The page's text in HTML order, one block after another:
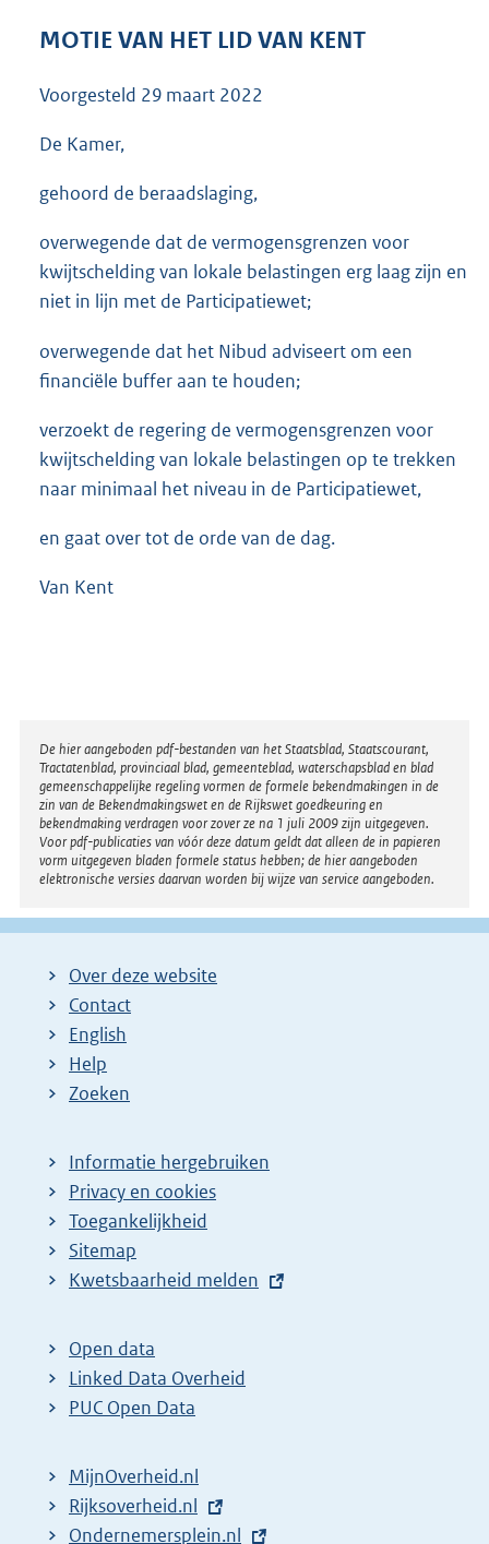
e
MOTIE VAN HET LID VAN KENT
Voorgesteld 29 maart 2022
De Kamer,
gehoord de beraadslaging,
overwegende dat de vermogensgrenzen voor
kwijtschelding van lokale belastingen erg laag zijn en
niet in lijn met de Participatiewet;
overwegende dat het Nibud adviseert om een
financiële buffer aan te houden;
verzoekt de regering de vermogensgrenzen voor
kwijtschelding van lokale belastingen op te trekken
naar minimaal het niveau in de Participatiewet,
en gaat over tot de orde van de dag.
Van Kent
Disclaimer
De hier aangeboden pdf-bestanden van het Staatsblad, Staatscourant,
Tractatenblad, provinciaal blad, gemeenteblad, waterschapsblad en blad
gemeenschappelijke regeling vormen de formele bekendmakingen in de
zin van de Bekendmakingswet en de Rijkswet goedkeuring en
bekendmaking verdragen voor zover ze na 1 juli 2009 zijn uitgegeven.
Voor pdf-publicaties van vóór deze datum geldt dat alleen de in papieren
vorm uitgegeven bladen formele status hebben; de hier aangeboden
elektronische versies daarvan worden bij wijze van service aangeboden.
Over deze website
Contact
English
Help
Zoeken
Informatie hergebruiken
Privacy en cookies
Toegankelijkheid
Sitemap
E
t
e
r
l
i
Kwetsbaarheid melden
Open data
Linked Data Overheid
PUC Open Data
MijnOverheid.nl
E
x
Rijksoverheid.nl
E
Ondernemersplein.nl